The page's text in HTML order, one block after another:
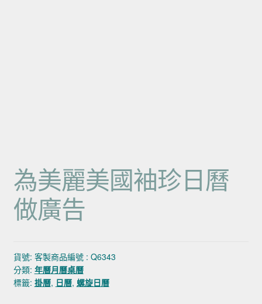
為美麗美國袖珍日曆
做廣告
貨號: 客製商品編號 : Q6343
分類: 年曆月曆桌曆
標籤: 掛曆, 日曆, 螺旋日曆